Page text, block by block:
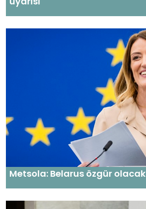
Metsola: Belarus özgür olacak